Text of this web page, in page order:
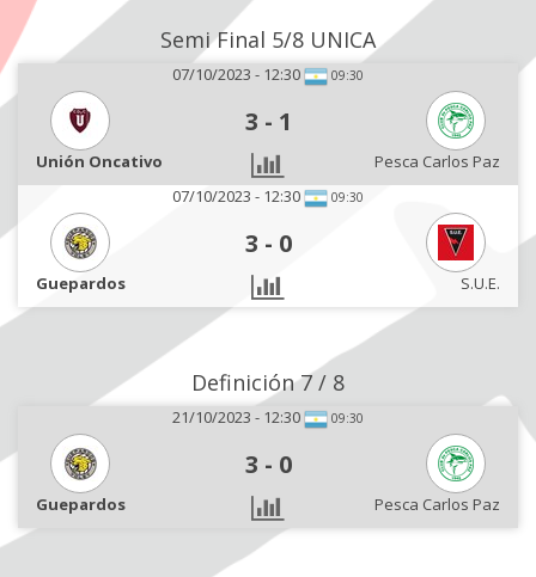
Semi Final 5/8 UNICA
07/10/2023 - 12:30 09:30
3 - 1
Unión Oncativo
Pesca Carlos Paz
07/10/2023 - 12:30
09:30
3 - 0
Guepardos S.U.E.
Definición 7 / 8
21/10/2023 - 12:30 09:30
3 - 0
Guepardos Pesca Carlos Paz